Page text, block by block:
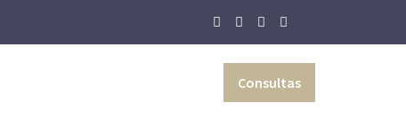
Consultas